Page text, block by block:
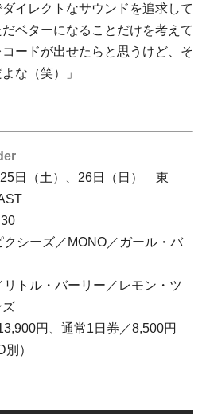
イレクトなサウンドを追求して
ベターになることだけを考えて
ードが出せたらと思うけど、そ
な（笑）」
日（土）、26日（日） 東
シーズ／MONO／ ガール・バ
リトル・バーリー ／ レモン・ツ
ズ
円、通常1日券／8,500円
）